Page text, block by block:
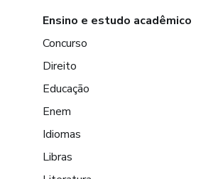
Ensino e estudo acadêmico
Concurso
Direito
Educação
Enem
Idiomas
Libras